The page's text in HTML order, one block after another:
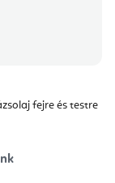
fejre és testre